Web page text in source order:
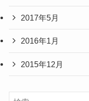
2017年5月
2016年1月
2015年12月